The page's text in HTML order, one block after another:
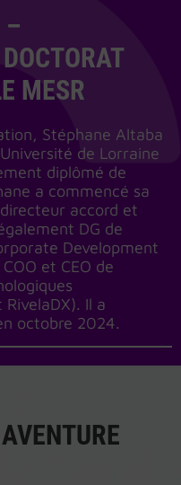
–
MESR
Stéphane Altaba
de Lorraine
diplômé de
a commencé sa
accord et
DG de
Development
et CEO de
Il a
octobre 2024.